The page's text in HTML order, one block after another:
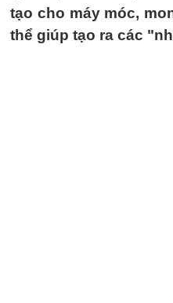
tạo cho máy móc,
thể giúp tạo ra các